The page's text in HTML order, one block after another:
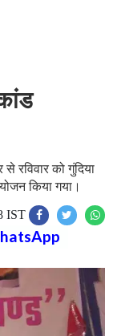
रविवार को गुंदिया
किया गया।
IST